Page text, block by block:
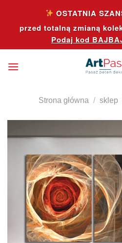
content
OSTATNIA
przed totalną zmianą
Podaj kod
Strona główna / sklep